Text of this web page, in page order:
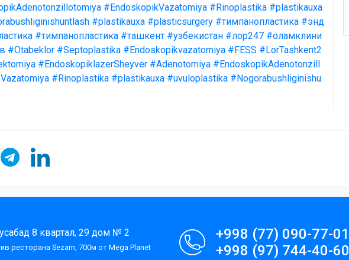
#EndoskopikVazatomiya #Rinoplastika #plastikauxa
#plastikauxa #plasticsurgery #тимпанопластика #энд
#тимпанопластика #ташкент #узбекистан #лор247 #оламклини
#Otabeklor #Septoplastika #Endoskopikvazatomiya #FESS #LorTashkent2
#EndoskopiklazerSheyver #Adenotomiya #EndoskopikAdenotonzill
#Rinoplastika #plastikauxa #uvuloplastika #Nogorabushliginishu
8 квартал, 29 дом № 2
ресторана Sezam, 700м от Mega Planet
+998 (77) 090-77-01
+998 (97) 744-40-60